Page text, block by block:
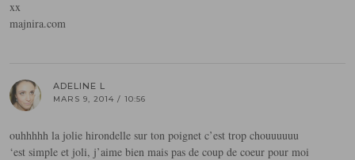
xx
majnira.com
ADELINE L
MARS 9, 2014 / 10:56
ouhhhhh la jolie hirondelle sur ton poignet c’est trop chouuuuuu
‘est simple et joli, j’aime bien mais pas de coup de coeur pour moi